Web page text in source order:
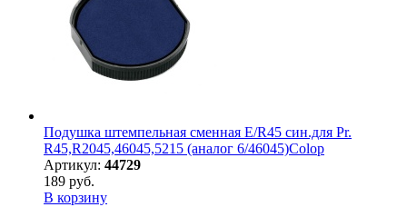
Подушка штемпельная сменная E/R45 син.для Pr.
R45,R2045,46045,5215 (аналог 6/46045)Colop
Артикул: 44729
189 руб.
В корзину